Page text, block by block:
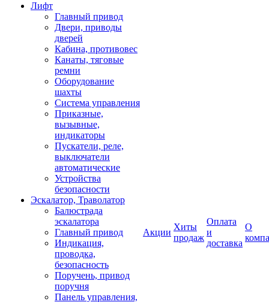
Лифт
Главный привод
Двери, приводы
дверей
Кабина, противовес
Канаты, тяговые
ремни
Оборудование
шахты
Система управления
Приказные,
вызывные,
индикаторы
Пускатели, реле,
выключатели
автоматические
Устройства
безопасности
Эскалатор, Траволатор
Балюстрада
эскалатора
Главный привод
Индикация,
проводка,
безопасность
Поручень, привод
поручня
Панель управления,
Акции
Хиты
продаж
Оплата
и
доставка
О